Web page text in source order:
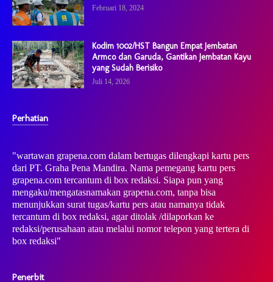
Februari 18, 2024
Kodim 1002/HST Bangun Empat Jembatan
Armco dan Garuda, Gantikan Jembatan Kayu
yang Sudah Berisiko
Juli 14, 2026
Perhatian
"wartawan grapena.com dalam bertugas dilengkapi kartu pers
dari PT. Graha Pena Mandira. Nama pemegang kartu pers
grapena.com tercantum di box redaksi. Siapa pun yang
mengaku/mengatasnamakan grapena.com, tanpa bisa
menunjukkan surat tugas/kartu pers atau namanya tidak
tercantum di box redaksi, agar ditolak /dilaporkan ke
redaksi/perusahaan atau melalui nomor telepon yang tertera di
box redaksi"
Penerbit